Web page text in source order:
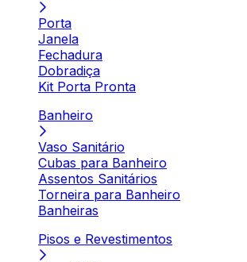
Porta
Janela
Fechadura
Dobradiça
Kit Porta Pronta
Banheiro
Vaso Sanitário
Cubas para Banheiro
Assentos Sanitários
Torneira para Banheiro
Banheiras
Pisos e Revestimentos